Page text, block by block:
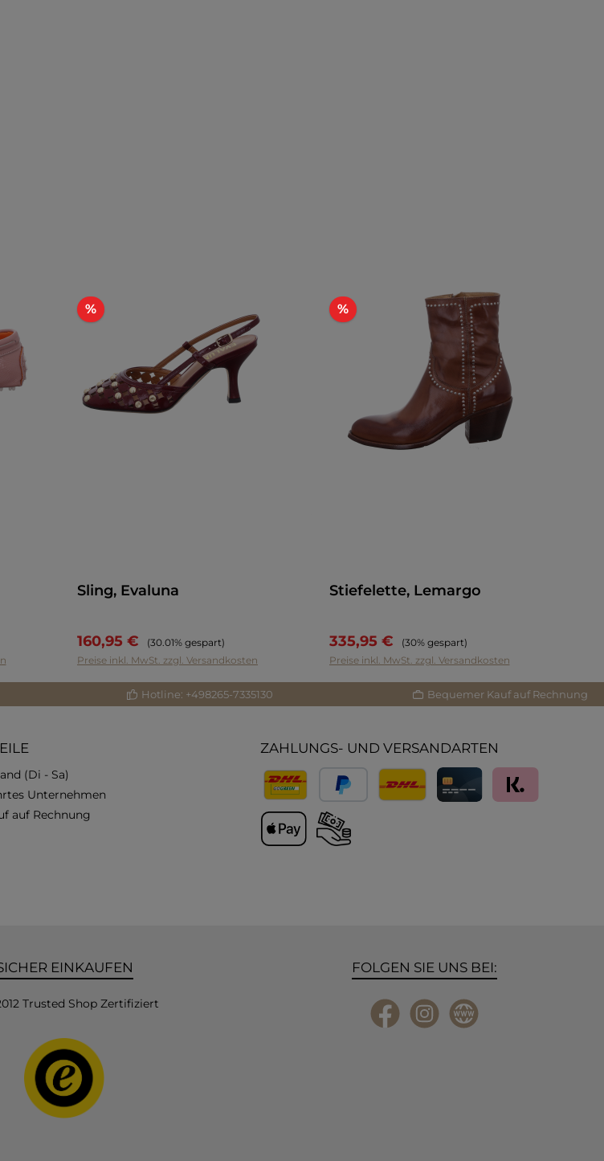
%Rabatt
Sling, Evaluna
160,95 € Regulärer Preis:
(30.01% gespart)
Preise inkl. MwSt. zzgl. Versandkosten
%Rabatt
Stiefelette, Lemargo
335,95 € Regulärer Preis:
(30% gespart)
Preise inkl. MwSt. zzgl. Versandkosten
Hotline: +498265-7335130 Bequemer Kauf auf Rechnung
(Di - Sa)
Unternehmen
auf Rechnung
ZAHLUNGS- UND VERSANDARTEN
PayPal
Versand
EINKAUFEN
Trusted Shop Zertifiziert
FOLGEN SIE UNS BEI:
FacebookInstagramWebsite